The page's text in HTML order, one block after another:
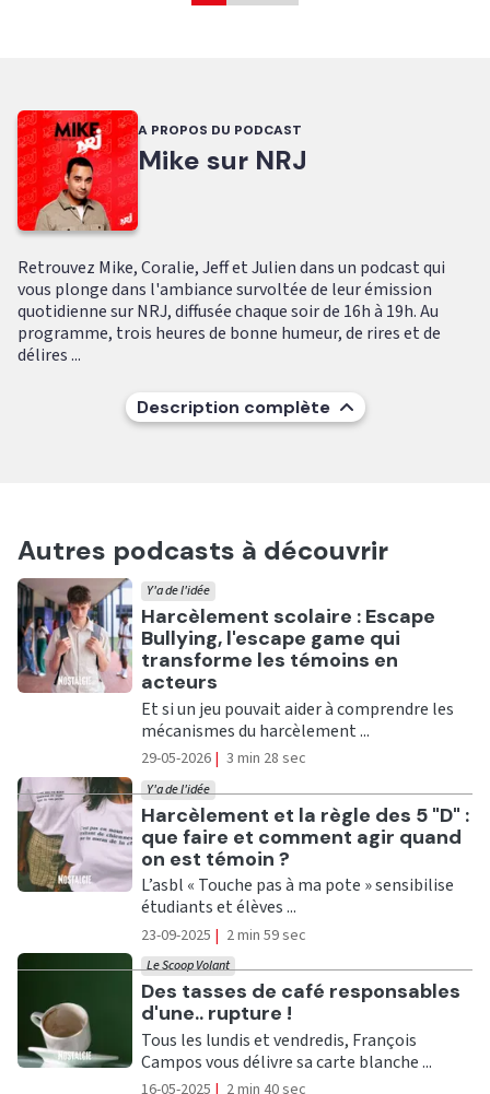
A PROPOS DU PODCAST
Mike sur NRJ
Retrouvez Mike, Coralie, Jeff et Julien dans un podcast qui
vous plonge dans l'ambiance survoltée de leur émission
quotidienne sur NRJ, diffusée chaque soir de 16h à 19h. Au
programme, trois heures de bonne humeur, de rires et de
délires ...
Description complète
Autres podcasts à découvrir
Ecouter
Harcèlement scolaire : Escape
Bullying, l'escape game qui
transforme les témoins en
acteurs
Y'a de l'idée
Et si un jeu pouvait aider à comprendre les
mécanismes du harcèlement ...
29-05-2026 | 3 min 28 sec
Ecouter
Harcèlement et la règle des 5 "D" :
que faire et comment agir quand
on est témoin ?
Y'a de l'idée
L’asbl « Touche pas à ma pote » sensibilise
étudiants et élèves ...
23-09-2025 | 2 min 59 sec
Ecouter
Des tasses de café responsables
d'une.. rupture !
Le Scoop Volant
Tous les lundis et vendredis, François
Campos vous délivre sa carte blanche ...
16-05-2025 | 2 min 40 sec